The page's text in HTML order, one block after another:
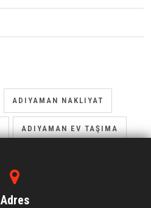
ADIYAMAN NAKLIYAT
ADIYAMAN EV TAŞIMA
Adres